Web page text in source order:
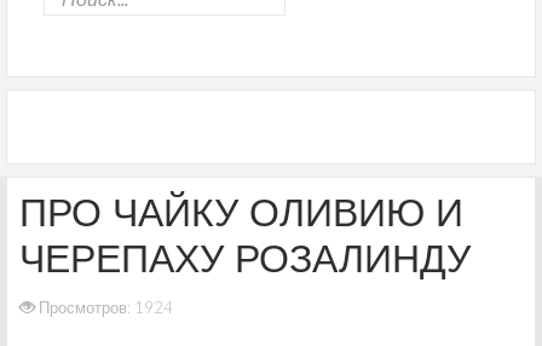
ПРО ЧАЙКУ ОЛИВИЮ И
ЧЕРЕПАХУ РОЗАЛИНДУ
Просмотров: 1924